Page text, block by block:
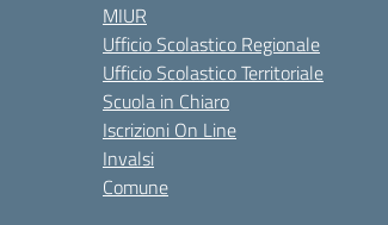
MIUR
Ufficio Scolastico Regionale
Ufficio Scolastico Territoriale
Scuola in Chiaro
Iscrizioni On Line
Invalsi
Comune